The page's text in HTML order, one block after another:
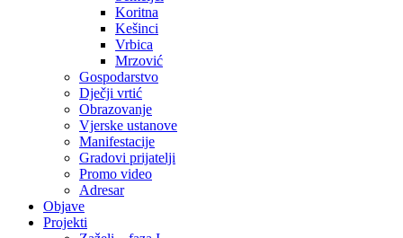
Koritna
Kešinci
Vrbica
Mrzović
Gospodarstvo
Dječji vrtić
Obrazovanje
Vjerske ustanove
Manifestacije
Gradovi prijatelji
Promo video
Adresar
Objave
Projekti